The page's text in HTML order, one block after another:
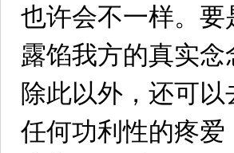
也许会不一样。
露馅我方的真实念
除此以外，还可
任何功利性的疼